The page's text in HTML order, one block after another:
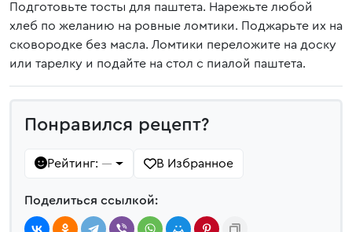
Подготовьте тосты для паштета. Нарежьте любой
хлеб по желанию на ровные ломтики. Поджарьте их на
сковородке без масла. Ломтики переложите на доску
или тарелку и подайте на стол с пиалой паштета.
Понравился рецепт?
Рейтинг: — В Избранное
Поделиться ссылкой: